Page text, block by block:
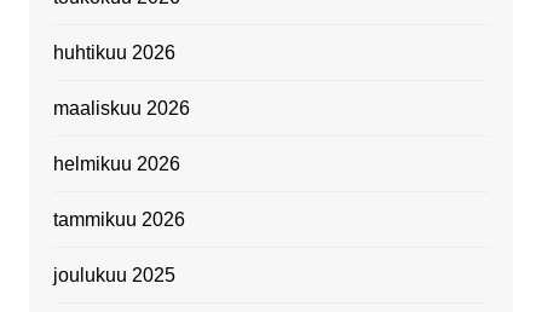
huhtikuu 2026
maaliskuu 2026
helmikuu 2026
tammikuu 2026
joulukuu 2025